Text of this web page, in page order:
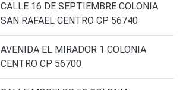
CALLE 16 DE SEPTIEMBRE COLONIA
SAN RAFAEL CENTRO CP 56740
AVENIDA EL MIRADOR 1 COLONIA
CENTRO CP 56700